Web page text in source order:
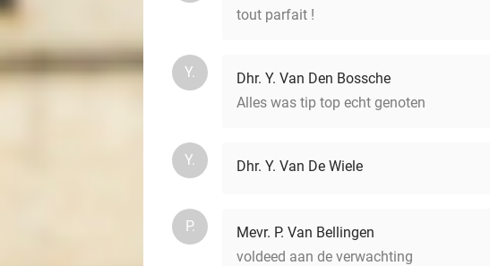
tout parfait !
Y.
Dhr. Y. Van Den Bossche
Alles was tip top echt genoten
Y. Dhr. Y. Van De Wiele
P.
Mevr. P. Van Bellingen
voldeed aan de verwachting